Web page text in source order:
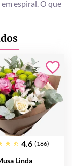
espiral. O que
4.6 (186)
Linda